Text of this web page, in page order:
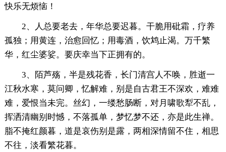
快乐无烦恼！
2、人总要老去，年华总要迟暮。干脆用砒霜，疗养
孤独；用黄连，治愈回忆；用毒酒，饮鸩止渴。万千繁
华，红尘婆娑。要庆幸当下正拥有的。
3、陌芦殇，半是残花香，长门清宫人不唤，胜逝一
江秋水寒，莫问卿，忆解难，别是自古君王不深欢，难难
难，爱恨当未完。丝幻，一缕愁肠断，对月啸歌犁不乱，
挥洒清幽别时憾，不落孤单，梦忆梦不还，亦是此生禅。
脂不掩红颜暮，道是哀伤别是露，两相深情留不住，相思
不往，淡看繁花暮。